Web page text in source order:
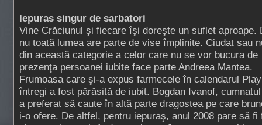
Iepuras singur de sarbatori
Vine Crăciunul şi fiecare îşi doreşte un suflet aproape.
nu toată lumea are parte de vise împlinite. Ciudat sau
din această categorie a celor care nu se vor bucura de
prezenţa persoanei iubite face parte Andreea Mantea.
Frumoasa care şi-a expus farmecele în calendarul
întregi a fost părăsită de iubit. Bogdan Ivanof,
a preferat să caute în altă parte dragostea pe care
i-o ofere. De altfel, pentru iepuraş, anul 2008 pare să